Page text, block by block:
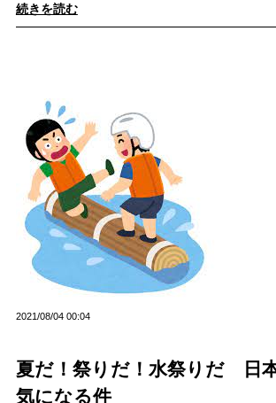
続きを読む
夏だ！祭りだ！水祭りだ 日
気になる件
2021/08/04 00:04